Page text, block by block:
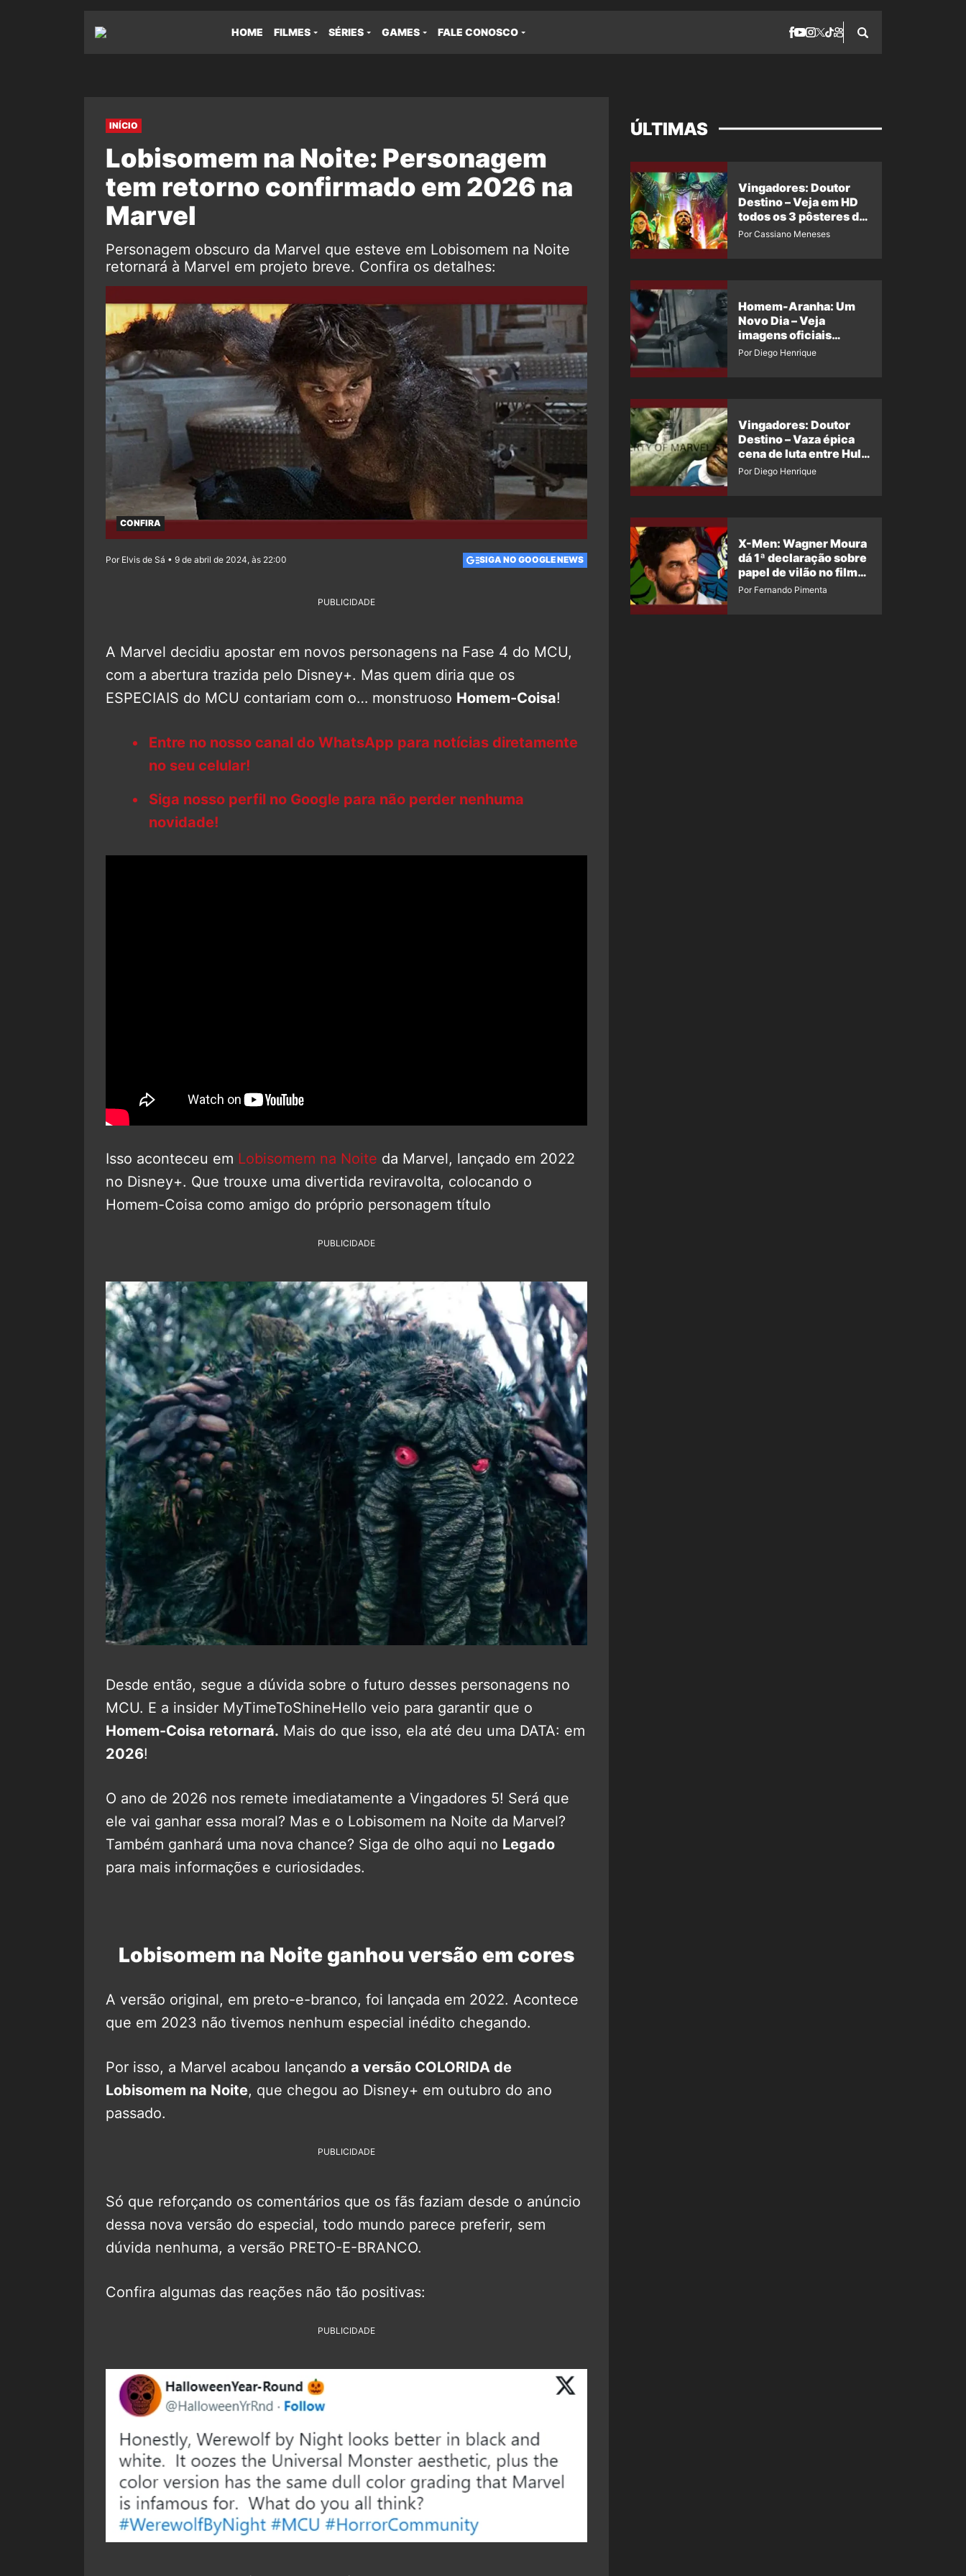
HOME FILMES SÉRIES GAMES FALE CONOSCO
INÍCIO
Lobisomem na Noite: Personagem
tem retorno confirmado em 2026 na
Marvel
Personagem obscuro da Marvel que esteve em Lobisomem na Noite
retornará à Marvel em projeto breve. Confira os detalhes:
CONFIRA
Por Elvis de Sá • 9 de abril de 2024, às 22:00 SIGA NO GOOGLE NEWS
PUBLICIDADE
A Marvel decidiu apostar em novos personagens na Fase 4 do MCU,
com a abertura trazida pelo Disney+. Mas quem diria que os
ESPECIAIS do MCU contariam com o… monstruoso Homem-Coisa!
Entre no nosso canal do WhatsApp para notícias diretamente
no seu celular!
Siga nosso perfil no Google para não perder nenhuma
novidade!
Isso aconteceu em Lobisomem na Noite da Marvel, lançado em 2022
no Disney+. Que trouxe uma divertida reviravolta, colocando o
Homem-Coisa como amigo do próprio personagem título
PUBLICIDADE
Desde então, segue a dúvida sobre o futuro desses personagens no
MCU. E a insider MyTimeToShineHello veio para garantir que o
Homem-Coisa retornará. Mais do que isso, ela até deu uma DATA: em
2026!
O ano de 2026 nos remete imediatamente a Vingadores 5! Será que
ele vai ganhar essa moral? Mas e o Lobisomem na Noite da Marvel?
Também ganhará uma nova chance? Siga de olho aqui no Legado
para mais informações e curiosidades.
Lobisomem na Noite ganhou versão em cores
A versão original, em preto-e-branco, foi lançada em 2022. Acontece
que em 2023 não tivemos nenhum especial inédito chegando.
Por isso, a Marvel acabou lançando a versão COLORIDA de
Lobisomem na Noite, que chegou ao Disney+ em outubro do ano
passado.
PUBLICIDADE
Só que reforçando os comentários que os fãs faziam desde o anúncio
dessa nova versão do especial, todo mundo parece preferir, sem
dúvida nenhuma, a versão PRETO-E-BRANCO.
Confira algumas das reações não tão positivas:
PUBLICIDADE
ÚLTIMAS
Vingadores: Doutor
Destino – Veja em HD
todos os 3 pôsteres de
‘Doomsday’ + 1 imagem
Por Cassiano Meneses
Homem-Aranha: Um
Novo Dia – Veja
imagens oficiais
descartadas do Hulk
Por Diego Henrique
Vingadores: Doutor
Destino – Vaza épica
cena de luta entre Hulk
e o Coisa
Por Diego Henrique
X-Men: Wagner Moura
dá 1ª declaração sobre
papel de vilão no filme
da Marvel
Por Fernando Pimenta